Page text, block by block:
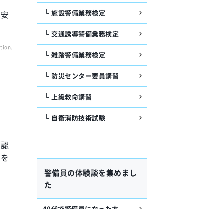
）
施設警備業務検定
交通誘導警備業務検定
雑踏警備業務検定
防災センター要員講習
上級救命講習
自衛消防技術試験
警備員の体験談を集めまし
た